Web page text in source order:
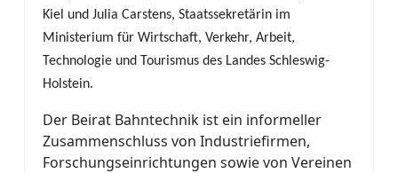
Kiel und Julia Carstens, Staatssekretärin im
Ministerium für Wirtschaft, Verkehr, Arbeit,
Technologie und Tourismus des Landes Schleswig-
Holstein.
Der Beirat Bahntechnik ist ein informeller
Zusammenschluss von Industriefirmen,
Forschungseinrichtungen sowie von Vereinen